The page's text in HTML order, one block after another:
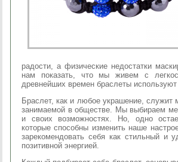
радости, а физические недостатки
нам показать, что мы живем с
древнейших времен браслеты
Браслет, как и любое украшение, служит
занимаемой в обществе. Мы выбираем
и своих возможностях. Но, одно
которые способны изменить наше
зарекомендовать себя как стильный и
позитивной энергией.